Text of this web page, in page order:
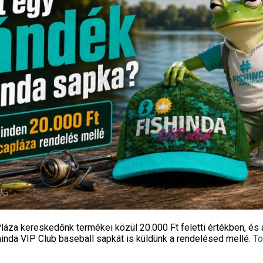
CARRY Carpath XXXL Táska
37 615Ft
Fishingoutlet
KOSÁRBA TESZEM
Daiwa Black Widow Rod
Rods 202cm
Original
price
was:
40
990 Ft.
28 790Ft
is:
Fishingoutlet
KOSÁRBA TESZEM
kereskedőnk termékei közül 20.000 Ft felettiértékben, és
VIP Club baseball sapkátis küldünk a rendelésed mellé.